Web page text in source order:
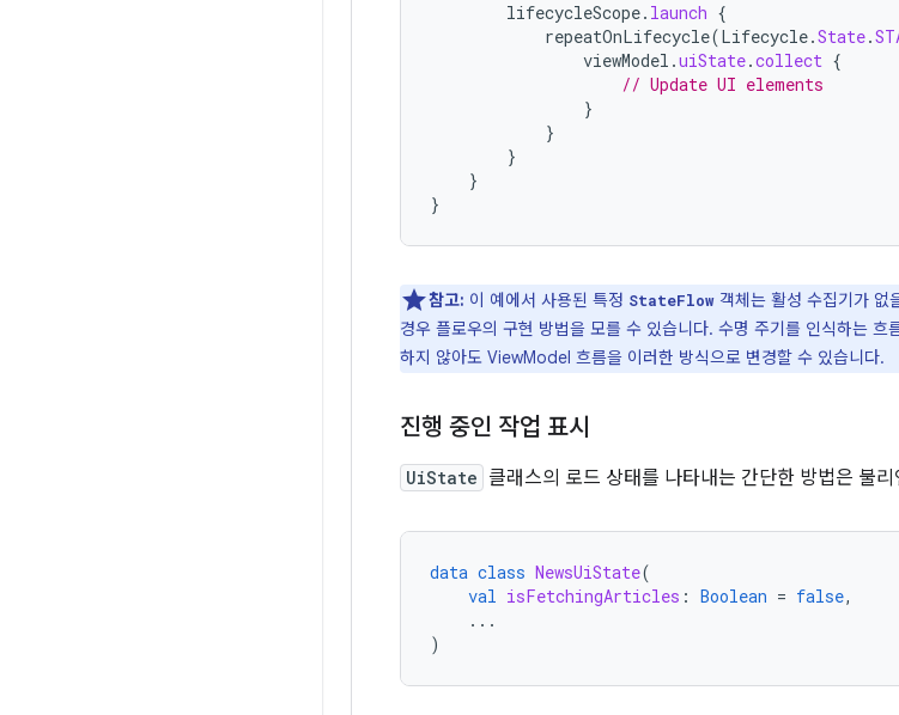
lifecycleScope. launch {
repeatOnLifecycle(Lifecycle.State.
viewModel .uiState.collect {
// Update UI elements
}
}
}
}
}
참고: 이 예에서 사용된 특정 StateFlow 객체는 활성 수집기가 없
경우 플로우의 구현 방법을 모를 수 있습니다. 수명 주기를 인식하는
하지 않아도 ViewModel 흐름을 이러한 방식으로 변경할 수 있습니다.
진행 중인 작업 표시
UiState 클래스의 로드 상태를 나타내는 간단한 방법은 불
data class NewsUiState(
val isFetchingArticles : Boolean = false,
...
)